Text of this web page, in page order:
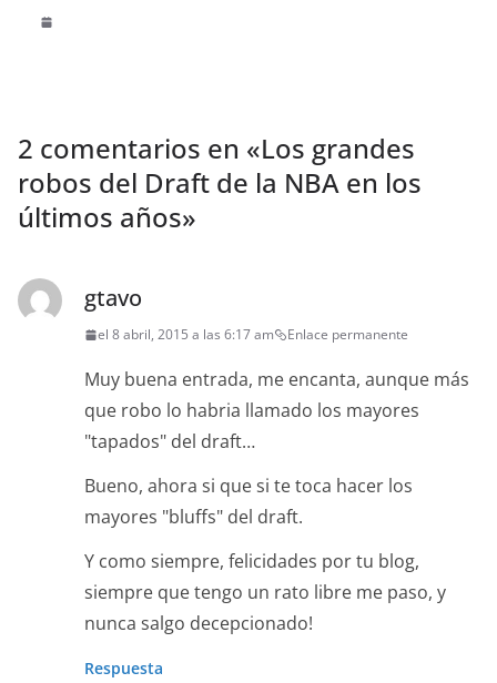
2 comentarios en «Los grandes
robos del Draft de la NBA en los
últimos años»
gtavo
el 8 abril, 2015 a las 6:17 am Enlace permanente
Muy buena entrada, me encanta, aunque más
que robo lo habria llamado los mayores
"tapados" del draft…
Bueno, ahora si que si te toca hacer los
mayores "bluffs" del draft.
Y como siempre, felicidades por tu blog,
siempre que tengo un rato libre me paso, y
nunca salgo decepcionado!
Respuesta